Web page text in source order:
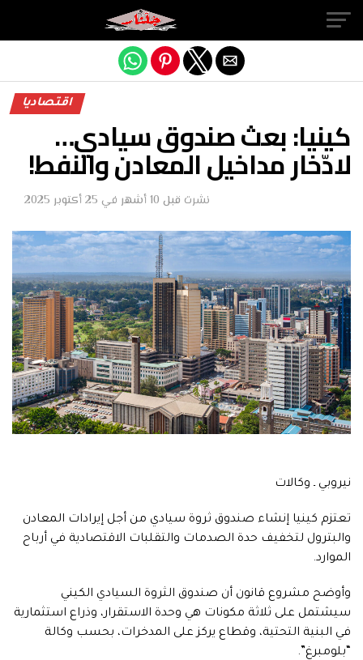
اقتصاديا
كينيا: بعث صندوق سيادي…
لادّخار مداخيل المعادن والنفط!
نشرت قبل 10 أشهر في 25 أكتوبر 2025
نيروبي ـ وكالات
تعتزم كينيا إنشاء صندوق ثروة سيادي من أجل إيرادات المعادن
والبترول لتخفيف حدة الصدمات والتقلبات الاقتصادية في أرباح
الموارد.
وأوضح مشروع قانون أن صندوق الثروة السيادي الكيني
سيشتمل على ثلاثة مكونات هي وحدة الاستقرار، وذراع استثمارية
في البنية التحتية، وقطاع يركز على المدخرات، بحسب وكالة
“بلومبرغ”.
Exit mobile version